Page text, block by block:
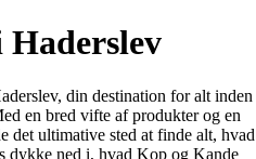
din destination for alt inden
en bred vifte af produkter og en
det ultimative sted at finde alt, hvad
dykke ned i, hvad Kop og Kande